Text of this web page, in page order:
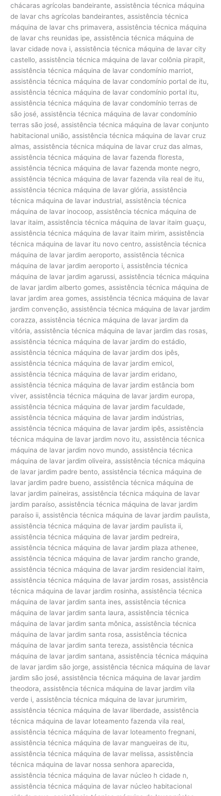
chácaras agrícolas bandeirante, assistência técnica máquina
de lavar chs agrícolas bandeirantes, assistência técnica
máquina de lavar chs primavera, assistência técnica máquina
de lavar chs reunidas ipe, assistência técnica máquina de
lavar cidade nova i, assistência técnica máquina de lavar city
castello, assistência técnica máquina de lavar colônia pirapit,
assistência técnica máquina de lavar condomínio marriot,
assistência técnica máquina de lavar condomínio portal de itu,
assistência técnica máquina de lavar condomínio portal itu,
assistência técnica máquina de lavar condomínio terras de
são josé, assistência técnica máquina de lavar condomínio
terras são josé, assistência técnica máquina de lavar conjunto
habitacional união, assistência técnica máquina de lavar cruz
almas, assistência técnica máquina de lavar cruz das almas,
assistência técnica máquina de lavar fazenda floresta,
assistência técnica máquina de lavar fazenda monte negro,
assistência técnica máquina de lavar fazenda vila real de itu,
assistência técnica máquina de lavar glória, assistência
técnica máquina de lavar industrial, assistência técnica
máquina de lavar inocoop, assistência técnica máquina de
lavar itaim, assistência técnica máquina de lavar itaim guaçu,
assistência técnica máquina de lavar itaim mirim, assistência
técnica máquina de lavar itu novo centro, assistência técnica
máquina de lavar jardim aeroporto, assistência técnica
máquina de lavar jardim aeroporto i, assistência técnica
máquina de lavar jardim agarussi, assistência técnica máquina
de lavar jardim alberto gomes, assistência técnica máquina de
lavar jardim area gomes, assistência técnica máquina de lavar
jardim convenção, assistência técnica máquina de lavar jardim
corazza, assistência técnica máquina de lavar jardim da
vitória, assistência técnica máquina de lavar jardim das rosas,
assistência técnica máquina de lavar jardim do estádio,
assistência técnica máquina de lavar jardim dos ipês,
assistência técnica máquina de lavar jardim emicol,
assistência técnica máquina de lavar jardim eridano,
assistência técnica máquina de lavar jardim estância bom
viver, assistência técnica máquina de lavar jardim europa,
assistência técnica máquina de lavar jardim faculdade,
assistência técnica máquina de lavar jardim indústrias,
assistência técnica máquina de lavar jardim ipês, assistência
técnica máquina de lavar jardim novo itu, assistência técnica
máquina de lavar jardim novo mundo, assistência técnica
máquina de lavar jardim oliveira, assistência técnica máquina
de lavar jardim padre bento, assistência técnica máquina de
lavar jardim padre bueno, assistência técnica máquina de
lavar jardim paineiras, assistência técnica máquina de lavar
jardim paraíso, assistência técnica máquina de lavar jardim
paraíso ii, assistência técnica máquina de lavar jardim paulista,
assistência técnica máquina de lavar jardim paulista ii,
assistência técnica máquina de lavar jardim pedreira,
assistência técnica máquina de lavar jardim plaza athenee,
assistência técnica máquina de lavar jardim rancho grande,
assistência técnica máquina de lavar jardim residencial itaim,
assistência técnica máquina de lavar jardim rosas, assistência
técnica máquina de lavar jardim rosinha, assistência técnica
máquina de lavar jardim santa ines, assistência técnica
máquina de lavar jardim santa laura, assistência técnica
máquina de lavar jardim santa mônica, assistência técnica
máquina de lavar jardim santa rosa, assistência técnica
máquina de lavar jardim santa tereza, assistência técnica
máquina de lavar jardim santana, assistência técnica máquina
de lavar jardim são jorge, assistência técnica máquina de lavar
jardim são josé, assistência técnica máquina de lavar jardim
theodora, assistência técnica máquina de lavar jardim vila
verde i, assistência técnica máquina de lavar jurumirim,
assistência técnica máquina de lavar liberdade, assistência
técnica máquina de lavar loteamento fazenda vila real,
assistência técnica máquina de lavar loteamento fregnani,
assistência técnica máquina de lavar mangueiras de itu,
assistência técnica máquina de lavar melissa, assistência
técnica máquina de lavar nossa senhora aparecida,
assistência técnica máquina de lavar núcleo h cidade n,
assistência técnica máquina de lavar núcleo habitacional